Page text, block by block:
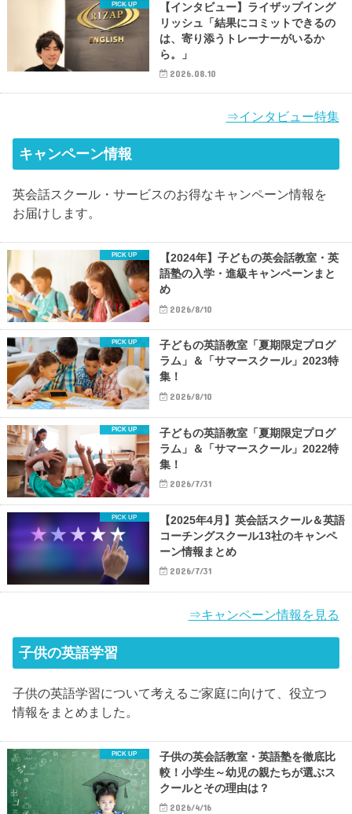
【インタビュー】ライザップイング
リッシュ「結果にコミットできるの
は、寄り添うトレーナーがいるか
ら。」
2026.08.10
⇒インタビュー特集
キャンペーン情報
英会話スクール・サービスのお得なキャンペーン情報を
お届けします。
【2024年】子どもの英会話教室・英
語塾の入学・進級キャンペーンまと
め
2026/8/10
子どもの英語教室「夏期限定プログ
ラム」＆「サマースクール」2023特
集！
2026/8/10
子どもの英語教室「夏期限定プログ
ラム」＆「サマースクール」2022特
集！
2026/7/31
【2025年4月】英会話スクール＆英語
コーチングスクール13社のキャンペ
ーン情報まとめ
2026/7/31
⇒キャンペーン情報を見る
子供の英語学習
子供の英語学習について考えるご家庭に向けて、役立つ
情報をまとめました。
子供の英会話教室・英語塾を徹底比
較！小学生～幼児の親たちが選ぶス
クールとその理由は？
2026/4/16